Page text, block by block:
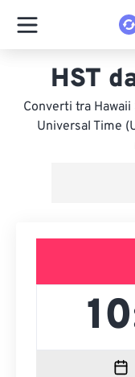
HST
Converti tra
Universal Time